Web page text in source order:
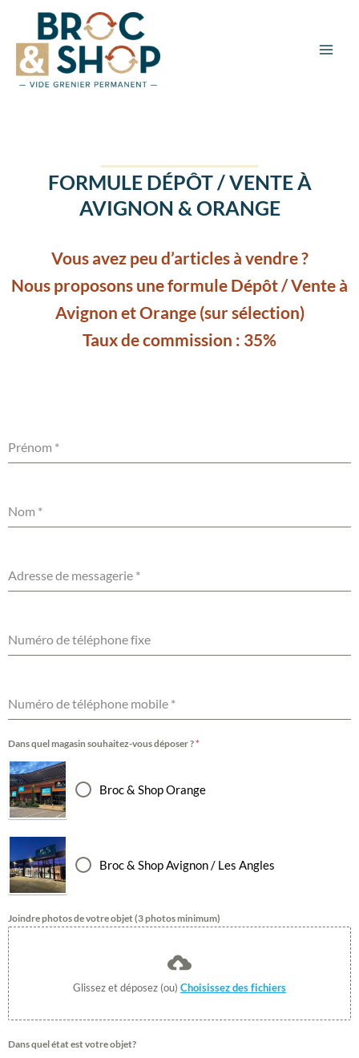
contenu
FORMULE DÉPÔT / VENTE À
AVIGNON & ORANGE
Vous avez peu d’articles à vendre ?
Nous proposons une formule Dépôt / Vente à
Avignon et Orange (sur sélection)
Taux de commission : 35%
Prénom *
Nom *
Adresse de messagerie *
Numéro de téléphone fixe
Numéro de téléphone mobile *
Dans quel magasin souhaitez-vous déposer ?*
Broc & Shop Orange
Broc & Shop Avignon / Les Angles
Joindre photos de votre objet (3 photos minimum)
Glissez et déposez (ou) Choisissez des fichiers
Dans quel état est votre objet?